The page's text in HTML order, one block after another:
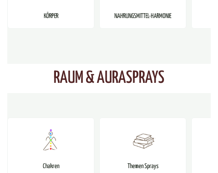
KÖRPER NAHRUNGSMITTEL-HARMONIE
RAUM & AURASPRAYS
Chakren Themen Sprays